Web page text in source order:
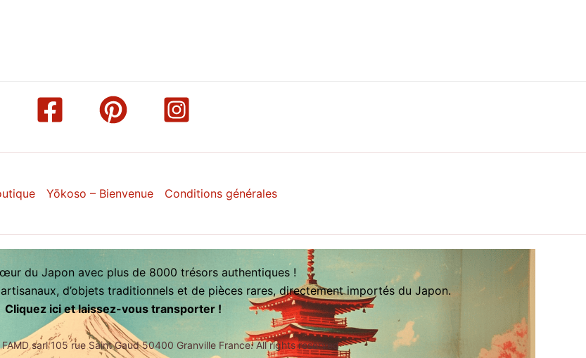
Yōkoso – Bienvenue Conditions générales
du Japon avec plus de 8000 trésors authentiques !
d’objets traditionnels et de pièces rares, directement importés du Japon.
Cliquez ici et laissez-vous transporter !
sarl 105 rue Saint Gaud 50400 Granville France. All rights reserved